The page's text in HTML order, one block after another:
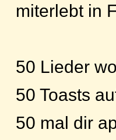
miterlebt in
50 Lieder
50 Toasts
50 mal dir